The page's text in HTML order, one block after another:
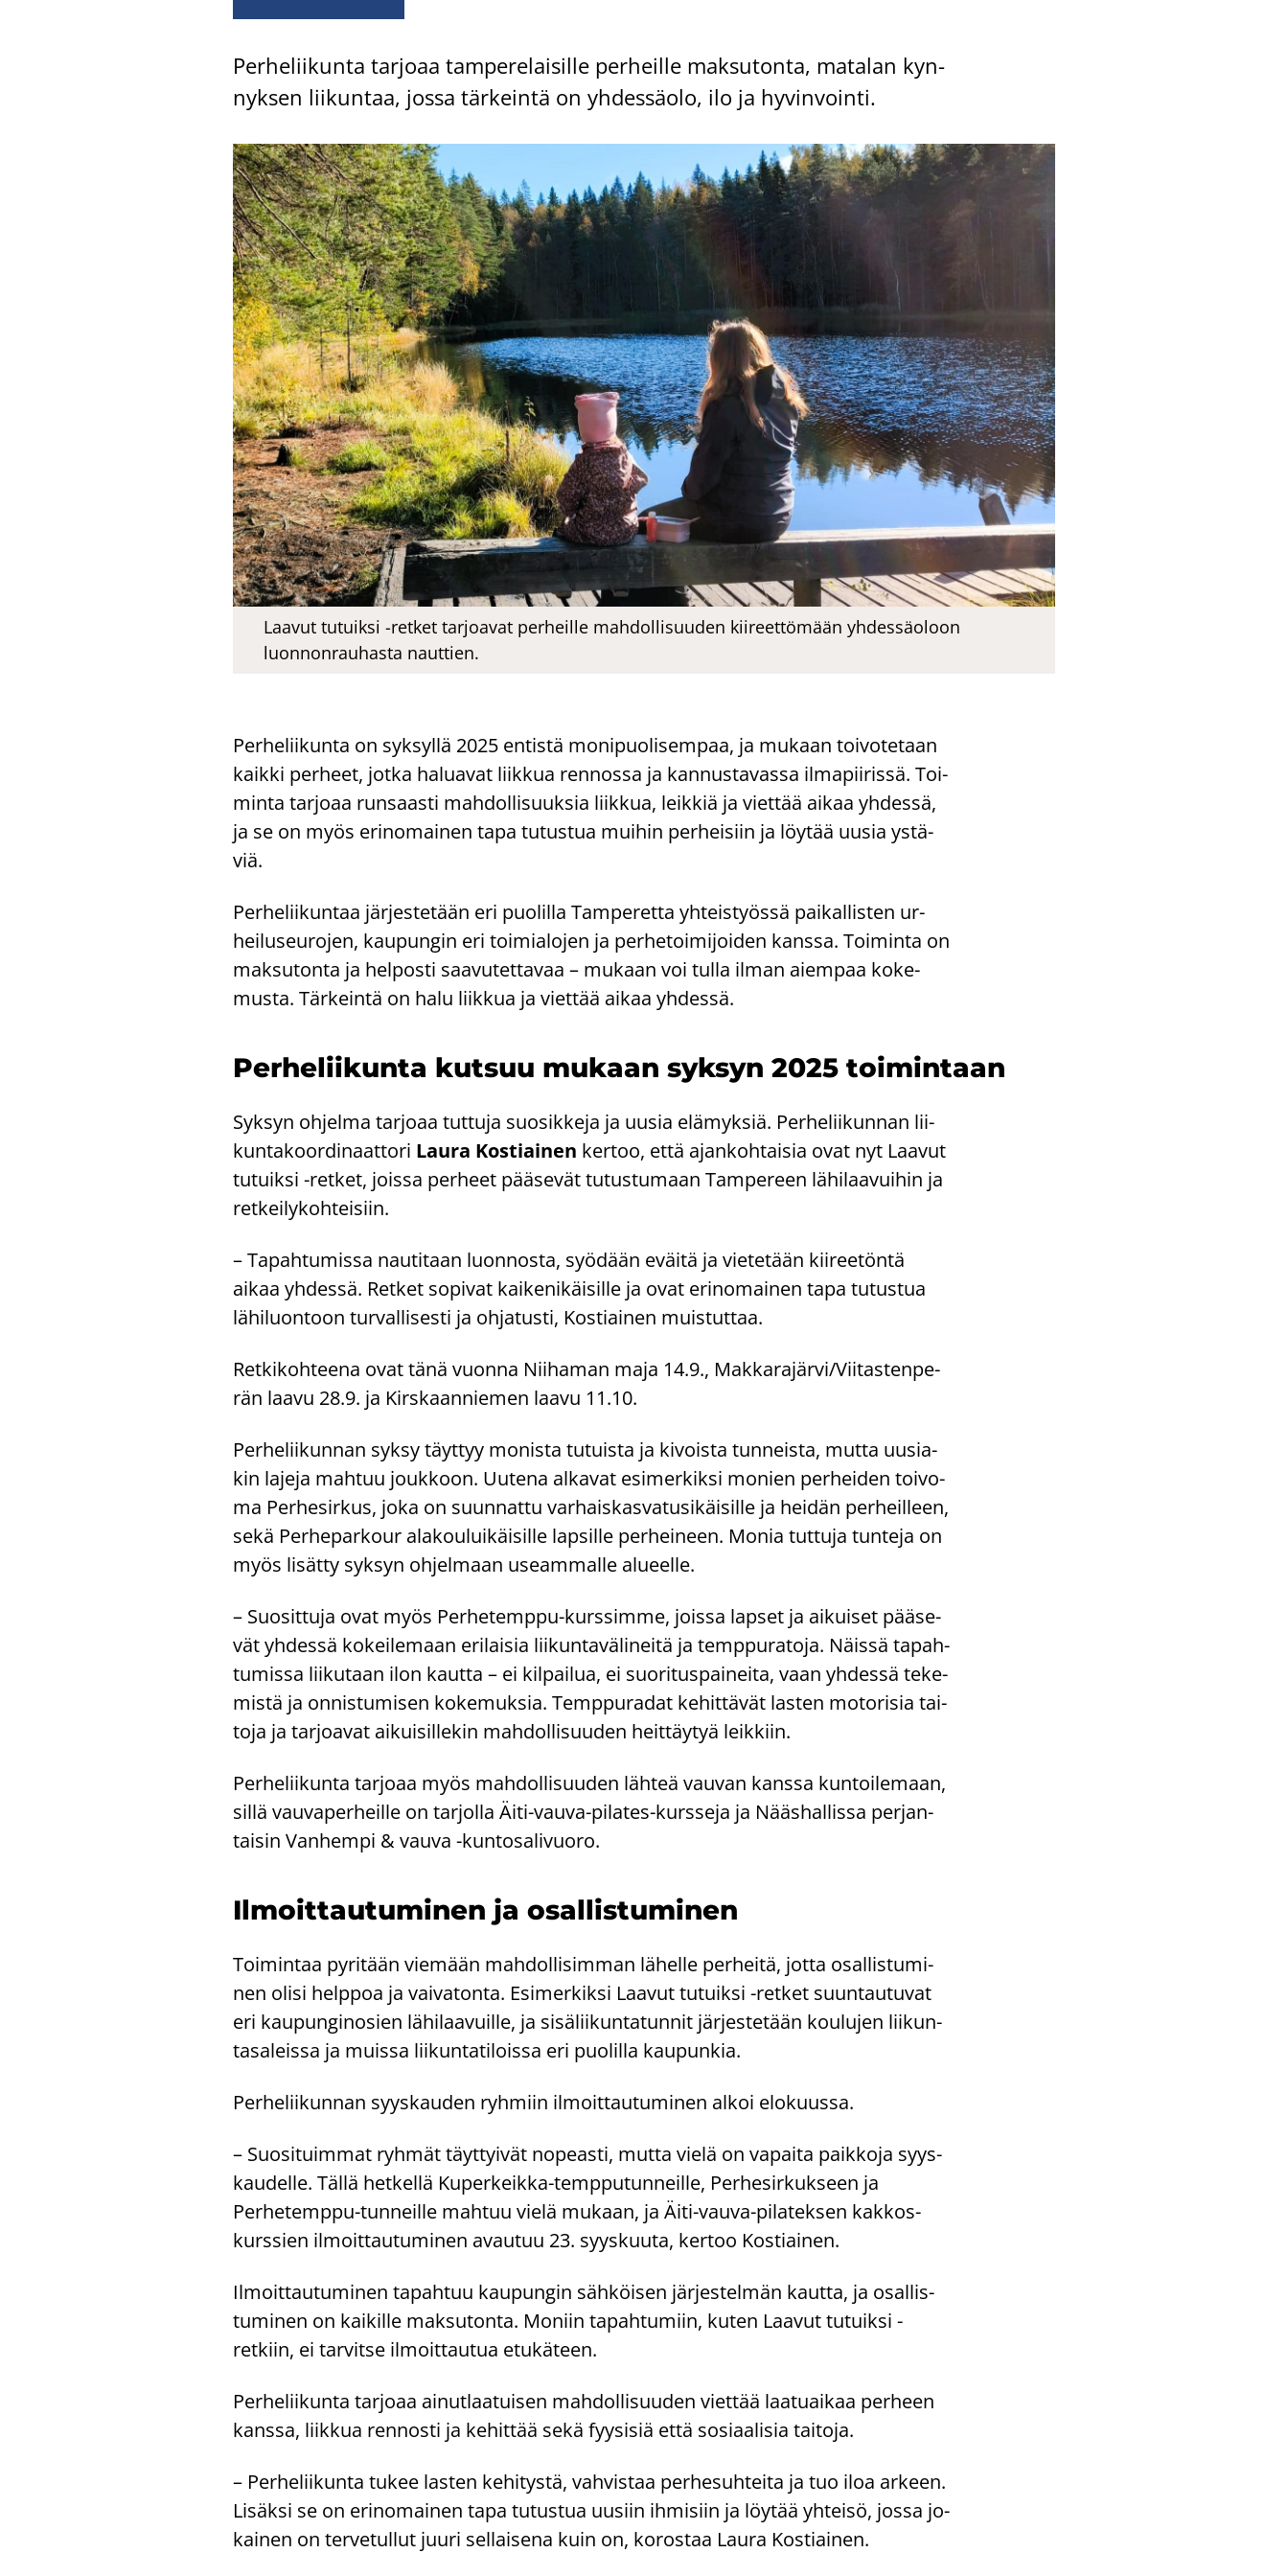
Per­he­lii­kun­ta tar­jo­aa tam­pe­re­lai­sil­le per­heil­le mak­su­ton­ta, ma­ta­lan kyn­
nyk­sen lii­kun­taa, jossa tär­kein­tä on yh­des­sä­olo, ilo ja hy­vin­voin­ti.
Laavut tutuiksi -retket tarjoavat perheille mahdollisuuden kiireettömään yhdessäoloon
luonnonrauhasta nauttien.
Per­he­lii­kun­ta on syk­syl­lä 2025 en­tis­tä mo­ni­puo­li­sem­paa, ja mu­kaan toi­vo­te­taan
kaik­ki per­heet, jotka ha­lua­vat liik­kua ren­nos­sa ja kan­nus­ta­vas­sa il­ma­pii­ris­sä. Toi­
min­ta tar­jo­aa run­saas­ti mah­dol­li­suuk­sia liik­kua, leik­kiä ja viet­tää aikaa yh­des­sä,
ja se on myös erin­omai­nen tapa tu­tus­tua mui­hin per­hei­siin ja löy­tää uusia ys­tä­
viä.
Per­he­lii­kun­taa jär­jes­te­tään eri puo­lil­la Tam­pe­ret­ta yh­teis­työs­sä pai­kal­lis­ten ur­
hei­luseu­ro­jen, kau­pun­gin eri toi­mia­lo­jen ja per­he­toi­mi­joi­den kans­sa. Toi­min­ta on
mak­su­ton­ta ja hel­pos­ti saa­vu­tet­ta­vaa – mu­kaan voi tulla ilman ai­em­paa ko­ke­
mus­ta. Tär­kein­tä on halu liik­kua ja viet­tää aikaa yh­des­sä.
Per­he­lii­kun­ta kut­suu mu­kaan syk­syn 2025 toi­min­taan
Syk­syn oh­jel­ma tar­jo­aa tut­tu­ja suo­sik­ke­ja ja uusia elä­myk­siä. Per­he­lii­kun­nan lii­
kun­ta­koor­di­naat­to­ri Laura Kos­tiai­nen ker­too, että ajan­koh­tai­sia ovat nyt Laa­vut
tu­tuik­si -​retket, jois­sa per­heet pää­se­vät tu­tus­tu­maan Tam­pe­reen lä­hi­laa­vui­hin ja
ret­kei­ly­koh­tei­siin.
– Ta­pah­tu­mis­sa nau­ti­taan luon­nos­ta, syö­dään eväi­tä ja vie­te­tään kii­ree­tön­tä
aikaa yh­des­sä. Ret­ket so­pi­vat kai­ke­ni­käi­sil­le ja ovat erin­omai­nen tapa tu­tus­tua
lä­hi­luon­toon tur­val­li­ses­ti ja oh­ja­tus­ti, Kos­tiai­nen muis­tut­taa.
Ret­ki­koh­tee­na ovat tänä vuon­na Nii­ha­man maja 14.9., Mak­ka­ra­jär­vi/Vii­tas­ten­pe­
rän laavu 28.9. ja Kirs­kaan­nie­men laavu 11.10.
Per­he­lii­kun­nan syksy täyt­tyy mo­nis­ta tu­tuis­ta ja ki­vois­ta tun­neis­ta, mutta uusia­
kin la­je­ja mah­tuu jouk­koon. Uu­te­na al­ka­vat esi­mer­kik­si mo­nien per­hei­den toi­vo­
ma Per­he­sir­kus, joka on suun­nat­tu var­hais­kas­va­tusi­käi­sil­le ja hei­dän per­heil­leen,
sekä Per­he­par­kour ala­kou­lui­käi­sil­le lap­sil­le per­hei­neen. Monia tut­tu­ja tun­te­ja on
myös li­sät­ty syk­syn oh­jel­maan useam­mal­le alu­eel­le.
– Suo­sit­tu­ja ovat myös Perhetemppu-​kurssimme, jois­sa lap­set ja ai­kui­set pää­se­
vät yh­des­sä ko­kei­le­maan eri­lai­sia lii­kun­ta­vä­li­nei­tä ja temp­pu­ra­to­ja. Näis­sä ta­pah­
tu­mis­sa lii­ku­taan ilon kaut­ta – ei kil­pai­lua, ei suo­ri­tus­pai­nei­ta, vaan yh­des­sä te­ke­
mis­tä ja on­nis­tu­mi­sen ko­ke­muk­sia. Temp­pu­ra­dat ke­hit­tä­vät las­ten mo­to­ri­sia tai­
to­ja ja tar­joa­vat ai­kui­sil­le­kin mah­dol­li­suu­den heit­täy­tyä leik­kiin.
Per­he­lii­kun­ta tar­jo­aa myös mah­dol­li­suu­den läh­teä vau­van kans­sa kun­toi­le­maan,
sillä vau­va­per­heil­le on tar­jol­la Äiti-​vauva-pilates-kursseja ja Nääs­hal­lis­sa per­jan­
tai­sin Van­hem­pi & vauva -​kuntosalivuoro.
Il­moit­tau­tu­mi­nen ja osal­lis­tu­mi­nen
Toi­min­taa py­ri­tään vie­mään mah­dol­li­sim­man lä­hel­le per­hei­tä, jotta osal­lis­tu­mi­
nen olisi help­poa ja vai­va­ton­ta. Esi­mer­kik­si Laa­vut tu­tuik­si -​retket suun­tau­tu­vat
eri kau­pun­gi­no­sien lä­hi­laa­vuil­le, ja si­sä­lii­kun­ta­tun­nit jär­jes­te­tään kou­lu­jen lii­kun­
ta­sa­leis­sa ja muis­sa lii­kun­ta­ti­lois­sa eri puo­lil­la kau­pun­kia.
Per­he­lii­kun­nan syys­kau­den ryh­miin il­moit­tau­tu­mi­nen alkoi elo­kuus­sa.
– Suo­si­tuim­mat ryh­mät täyt­tyi­vät no­peas­ti, mutta vielä on va­pai­ta paik­ko­ja syys­
kau­del­le. Tällä het­kel­lä Kuperkeikka-​tempputunneille, Per­he­sir­kuk­seen ja
Perhetemppu-​tunneille mah­tuu vielä mu­kaan, ja Äiti-​vauva-pilateksen kak­kos­
kurs­sien il­moit­tau­tu­mi­nen avau­tuu 23. syys­kuu­ta, ker­too Kos­tiai­nen.
Il­moit­tau­tu­mi­nen ta­pah­tuu kau­pun­gin säh­köi­sen jär­jes­tel­män kaut­ta, ja osal­lis­
tu­mi­nen on kai­kil­le mak­su­ton­ta. Mo­niin ta­pah­tu­miin, kuten Laa­vut tu­tuik­si -​
retkiin, ei tar­vit­se il­moit­tau­tua etu­kä­teen.
Per­he­lii­kun­ta tar­jo­aa ai­nut­laa­tui­sen mah­dol­li­suu­den viet­tää laa­tuai­kaa per­heen
kans­sa, liik­kua ren­nos­ti ja ke­hit­tää sekä fyy­si­siä että so­si­aa­li­sia tai­to­ja.
– Per­he­lii­kun­ta tukee las­ten ke­hi­tys­tä, vah­vis­taa per­he­suh­tei­ta ja tuo iloa ar­keen.
Li­säk­si se on erin­omai­nen tapa tu­tus­tua uusiin ih­mi­siin ja löy­tää yh­tei­sö, jossa jo­
kai­nen on ter­ve­tul­lut juuri sel­lai­se­na kuin on, ko­ros­taa Laura Kos­tiai­nen.